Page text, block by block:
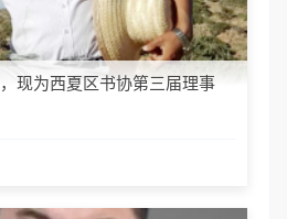
现为西夏区书协第三届理事